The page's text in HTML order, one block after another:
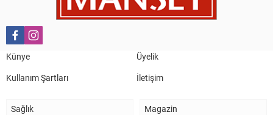
TEKİRDAĞ İL EMNİYET MÜDÜRÜMÜZE HAYIRLI OLSUN
Künye
Üyelik
Kullanım Şartları
İletişim
Sağlık Magazin